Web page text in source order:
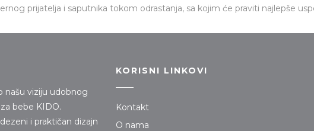
prijatelja i saputnika tokom odrastanja, sa kojim će praviti najlepše
našu viziju udobnog
bebe KIDO.
i praktičan dizajn
KORISNI LINKOVI
Kontakt
O nama